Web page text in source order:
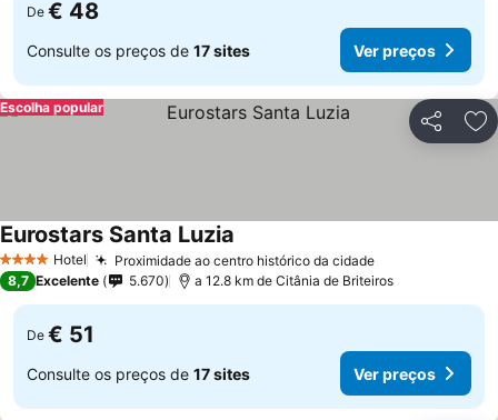
De € 48
Consulte os preços de 17 sites Ver preços
Partilhar
Escolha popular
4 EstrelasHotel Proximidade ao centro histórico da cidade
Eurostars Santa Luzia
8,7 Excelente 5.670 a 12.8 km de Citânia de Briteiros
De € 51
Consulte os preços de 17 sites Ver preços